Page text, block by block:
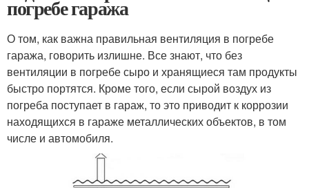
погребе гаража
О том, как важна правильная вентиляция в погребе
гаража, говорить излишне. Все знают, что без
вентиляции в погребе сыро и хранящиеся там продукты
быстро портятся. Кроме того, если сырой воздух из
погреба поступает в гараж, то это приводит к коррозии
находящихся в гараже металлических объектов, в том
числе и автомобиля.